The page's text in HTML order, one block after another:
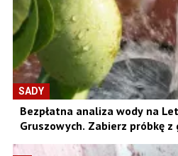
SADY
Bezpłatna analiza wody na
Gruszowych. Zabierz próbkę